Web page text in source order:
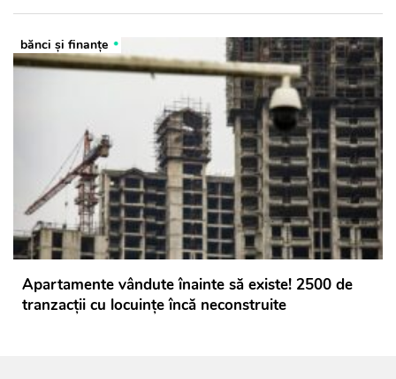
bănci şi finanţe
Apartamente vândute înainte să existe! 2500 de
tranzacții cu locuințe încă neconstruite